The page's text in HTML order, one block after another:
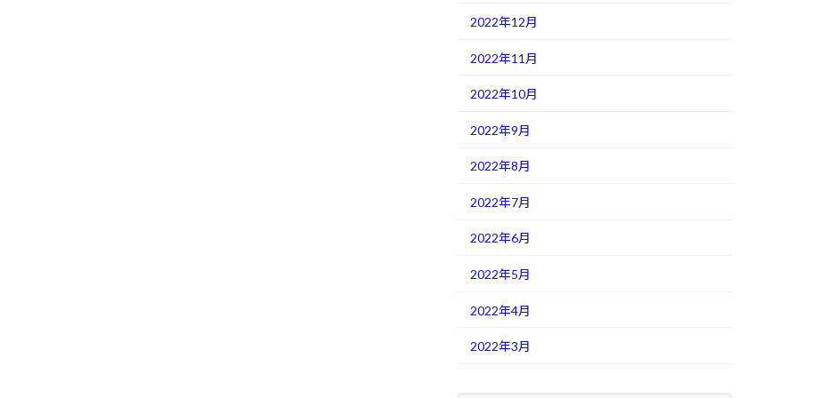
2022年12月
2022年11月
2022年10月
2022年9月
2022年8月
2022年7月
2022年6月
2022年5月
2022年4月
2022年3月